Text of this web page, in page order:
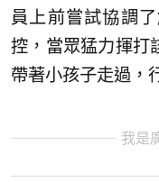
員上前嘗試協調
控，當眾猛力揮打
帶著小孩子走過，
我是